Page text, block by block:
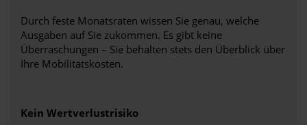
Durch feste Monatsraten wissen Sie genau, welche
Ausgaben auf Sie zukommen. Es gibt keine
Überraschungen – Sie behalten stets den Überblick über
Ihre Mobilitätskosten.
Kein Wertverlustrisiko